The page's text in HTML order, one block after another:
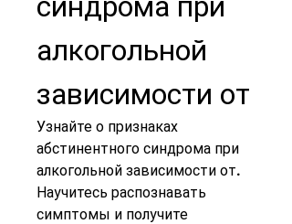
алкогольной
зависимости от
Узнайте о признаках
абстинентного синдрома при
алкогольной зависимости от.
Научитесь распознавать
симптомы и получите